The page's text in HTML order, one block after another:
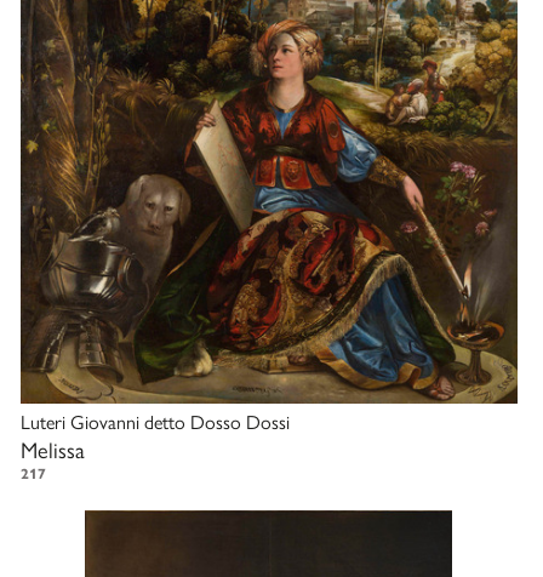
Luteri Giovanni detto Dosso Dossi
Melissa
217